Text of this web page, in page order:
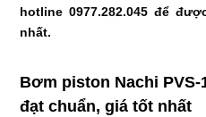
hotline 0977.282.045 để
nhất.
Bơm piston Nachi PVS-
đạt chuẩn, giá tốt nhất